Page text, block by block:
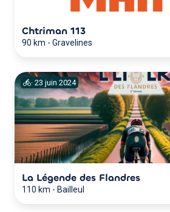
Chtriman 113
90 km - Gravelines
· 23 juin 2024
La Légende des Flandres
110 km - Bailleul